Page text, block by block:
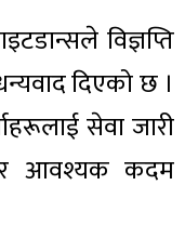
विज्ञप्ति
धन्यवाद दिएको छ ।
सेवा जारी
आवश्यक कदम